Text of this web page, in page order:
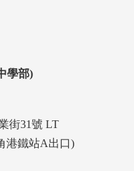
學部)
街31號 LT
港鐵站A出口)